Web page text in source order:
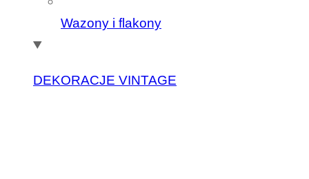
Wazony i flakony
DEKORACJE VINTAGE